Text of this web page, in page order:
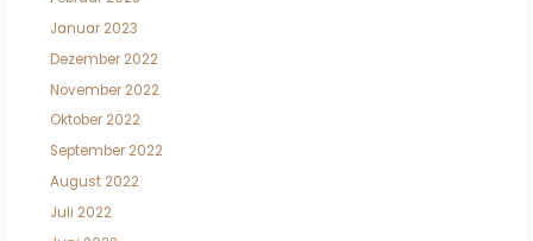
Januar 2023
Dezember 2022
November 2022
Oktober 2022
September 2022
August 2022
Juli 2022